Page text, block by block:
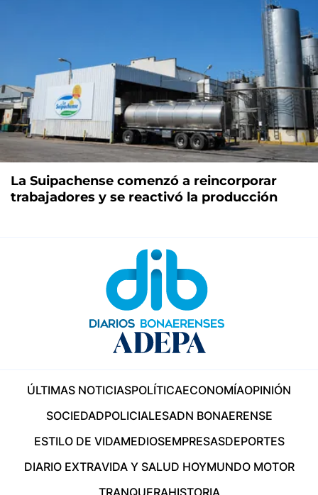
La Suipachense comenzó a reincorporar
trabajadores y se reactivó la producción
ÚLTIMAS NOTICIASPOLÍTICAECONOMÍAOPINIÓN
SOCIEDADPOLICIALESADN BONAERENSE
ESTILO DE VIDAMEDIOSEMPRESASDEPORTES
DIARIO EXTRAVIDA Y SALUD HOYMUNDO MOTOR